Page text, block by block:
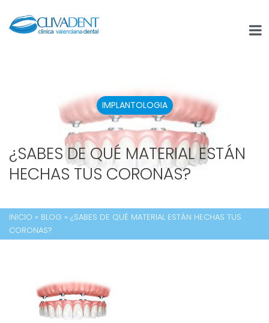
IMPLANTOLOGIA
¿SABES DE QUÉ MATERIAL ESTÁN
HECHAS TUS CORONAS?
INICIO » BLOG » ¿SABES DE QUÉ MATERIAL ESTÁN HECHAS TUS
CORONAS?